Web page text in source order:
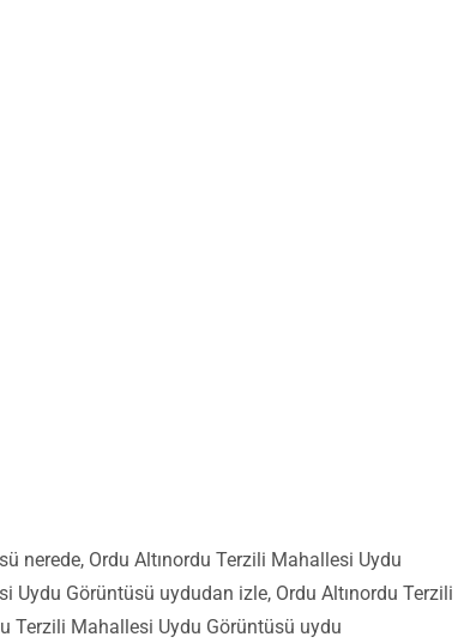
nerede, Ordu Altınordu Terzili Mahallesi Uydu
Uydu Görüntüsü uydudan izle, Ordu Altınordu Terzili
Terzili Mahallesi Uydu Görüntüsü uydu